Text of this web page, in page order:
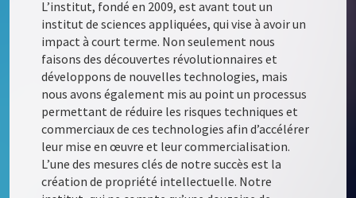
L’institut, fondé en 2009, est avant tout un
institut de sciences appliquées, qui vise à avoir un
impact à court terme. Non seulement nous
faisons des découvertes révolutionnaires et
développons de nouvelles technologies, mais
nous avons également mis au point un processus
permettant de réduire les risques techniques et
commerciaux de ces technologies afin d’accélérer
leur mise en œuvre et leur commercialisation.
L’une des mesures clés de notre succès est la
création de propriété intellectuelle. Notre